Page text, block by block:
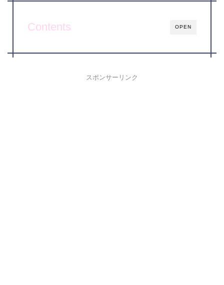
OPEN
Contents
スポンサーリンク